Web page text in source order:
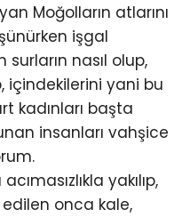
Moğolların atlarını
işgal
nasıl olup,
içindekilerini yani bu
kadınları başta
insanları vahşice
yakılıp,
edilen onca kale,